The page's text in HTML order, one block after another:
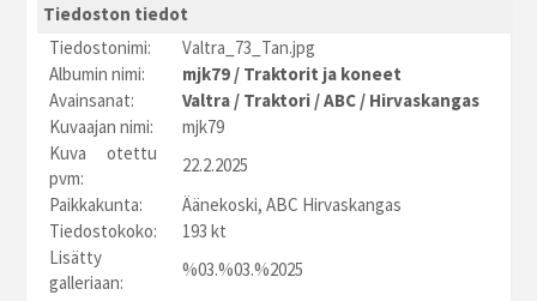
Tiedoston tiedot
Tiedostonimi:
Valtra_73_Tan.jpg
Albumin nimi:
mjk79 / Traktorit ja koneet
Avainsanat:
Valtra / Traktori /ABC / Hirvaskangas
Kuvaajan nimi:
mjk79
Kuva otettu
pvm:
22.2.2025
Paikkakunta:
Äänekoski, ABC Hirvaskangas
Tiedostokoko:
193 kt
Lisätty
galleriaan:
%03.%03.%2025